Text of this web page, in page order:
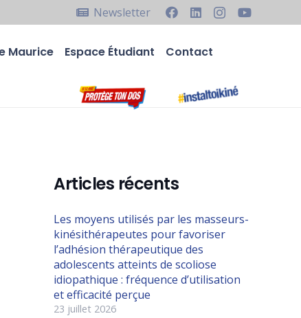
Newsletter
Maurice Espace Étudiant Contact
Articles récents
Les moyens utilisés par les masseurs-
kinésithérapeutes pour favoriser
l’adhésion thérapeutique des
adolescents atteints de scoliose
idiopathique : fréquence d’utilisation
et efficacité perçue
23 juillet 2026